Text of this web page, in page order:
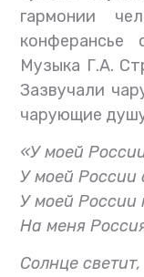
гармонии
конферансье
Музыка Г.А.
Зазвучали
чарующие
«У моей
У моей России
У моей России
На меня
Солнце